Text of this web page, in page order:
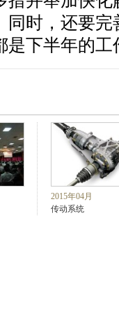
同时，还要
是下半年的
2015年04月
传动系统